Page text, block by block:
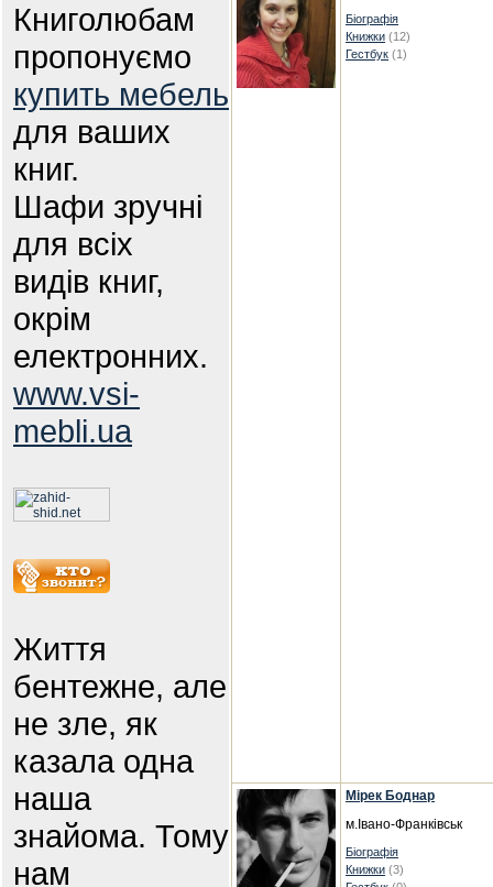
Книголюбам
пропонуємо
купить мебель
для ваших
книг.
Шафи зручні
для всіх
видів книг,
окрім
електронних.
www.vsi-
mebli.ua
Життя
бентежне, але
не зле, як
казала одна
наша
знайома. Тому
нам
Біографія
Книжки (12)
Гестбук (1)
Мірек Боднар
м.Івано-Франківськ
Біографія
Книжки (3)